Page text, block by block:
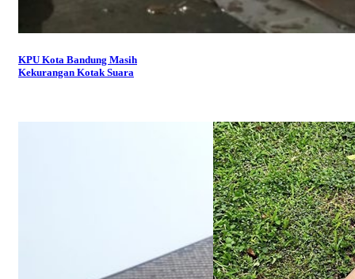
KPU Kota Bandung Masih
Kekurangan Kotak Suara